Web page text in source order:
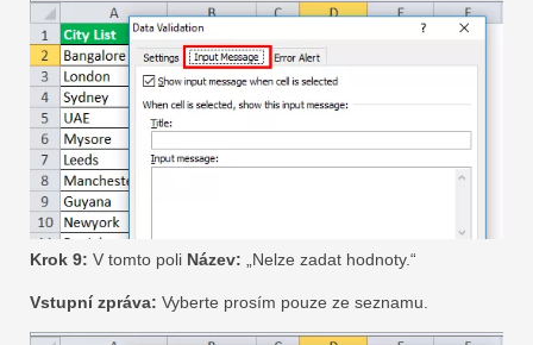
Krok 9: V tomto poli Název: „Nelze zadat hodnoty.“
Vstupní zpráva: Vyberte prosím pouze ze seznamu.